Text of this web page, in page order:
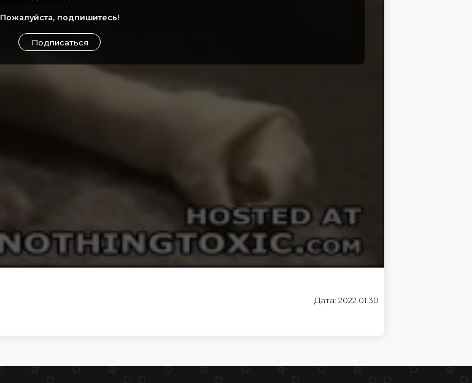
Пожалуйста, подпишитесь!
Подписаться
Дата: 2022.01.30